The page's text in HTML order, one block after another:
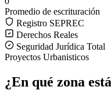
Promedio de escrituración
Registro SEPREC
Derechos Reales
Seguridad Jurídica Total
Proyectos Urbanisticos
¿En qué zona